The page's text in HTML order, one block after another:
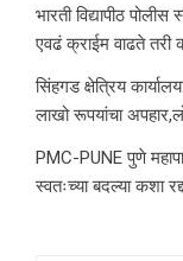
भारती विद्यापीठ पोलीस
एवढं क्राईम वाढते
सिंहगड क्षेत्रिय
लाखो रूपयांचा
PMC-PUNE पुणे
स्वतःच्या बदल्या कशा